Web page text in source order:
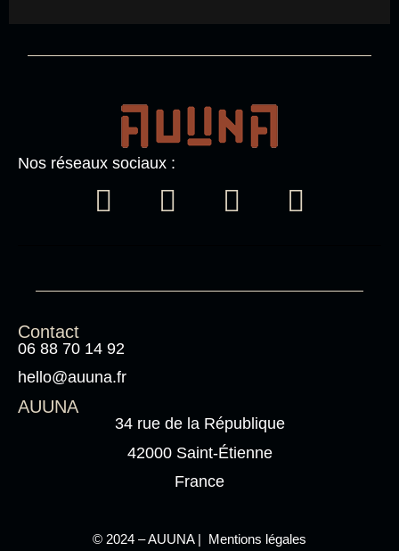
Nos réseaux sociaux :
Contact
06 88 70 14 92
hello@auuna.fr
AUUNA
34 rue de la République
42000 Saint-Étienne
France
© 2024 – AUUNA | Mentions légales